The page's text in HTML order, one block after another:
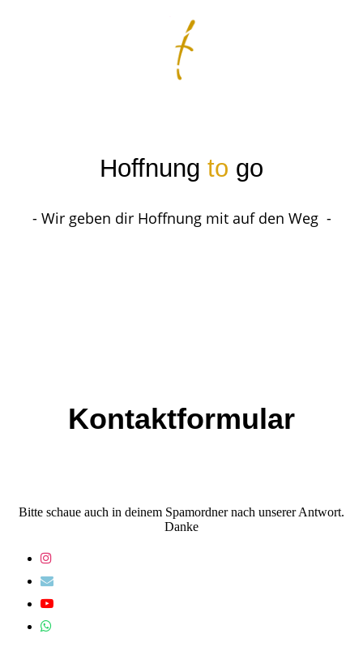
Hoffnung to go
- Wir geben dir Hoffnung mit auf den Weg -
Kontaktformular
Bitte schaue auch in deinem Spamordner nach unserer Antwort.
Danke